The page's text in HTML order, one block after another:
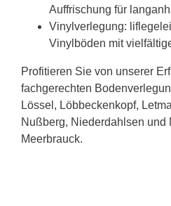
Auffrischung für
Vinylverlegung:
Vinylböden mit
Profitieren Sie von unserer
fachgerechten
Lössel, Löbbeckenkopf,
Nußberg, Niederdahlsen und
Meerbrauck.